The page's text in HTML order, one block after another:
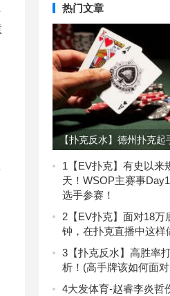
热门文章
【扑克反水】德州扑克起
1 【EV扑克】有史以来
天！WSOP主赛事
选手参赛！
2 【EV扑克】面对18
钟，在扑克直播中这样
3 【扑克反水】高胜率
析！(高手牌该如何面对
4大发体育-赵睿李炎哲